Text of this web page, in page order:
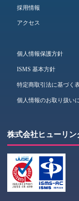
採用情報
アクセス
個人情報保護方針
ISMS 基本方針
特定商取引法に基づく
個人情報のお取り扱い
株式会社ヒューリン